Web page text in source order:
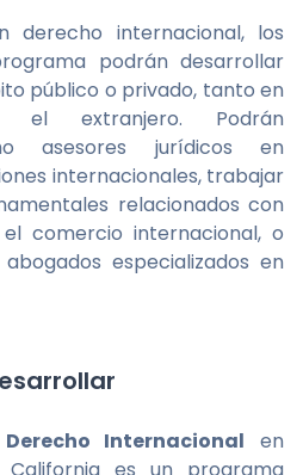
derecho internacional, los
podrán desarrollar
público o privado, tanto en
el extranjero. Podrán
asesores jurídicos en
internacionales, trabajar
relacionados con
comercio internacional, o
especializados en
Internacional en